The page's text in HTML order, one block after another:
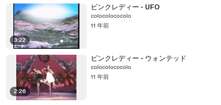
3:22
ピンクレディー - UFO
colocolococolo
11 年前
2:26
ピンクレディー - ウォンテッド
colocolococolo
11 年前